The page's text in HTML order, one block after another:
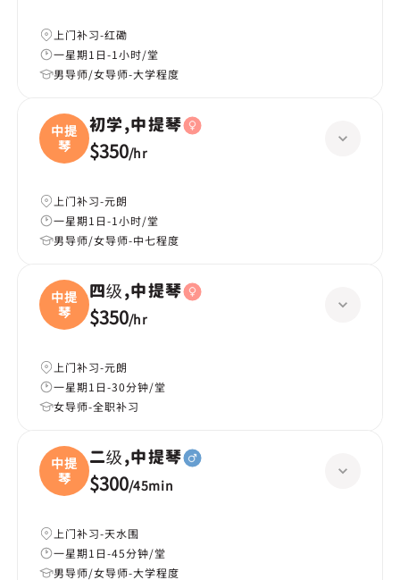
上门补习-红磡
一星期1日-1小时/堂
男导师/女导师-大学程度
中提
琴
初学,中提琴
$350/hr
上门补习-元朗
一星期1日-1小时/堂
男导师/女导师-中七程度
中提
琴
四级,中提琴
$350/hr
上门补习-元朗
一星期1日-30分钟/堂
女导师-全职补习
中提
琴
二级,中提琴
$300/45min
上门补习-天水围
一星期1日-45分钟/堂
男导师/女导师-大学程度